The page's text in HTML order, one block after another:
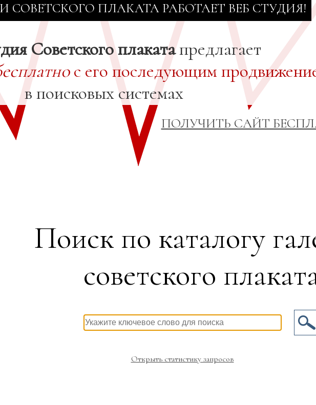
СОВЕТСКОГО ПЛАКАТА РАБОТАЕТ ВЕБ СТУДИЯ!
Советского плакатапредлагает
с его последующим
в поисковых системах
ПОЛУЧИТЬ САЙТ
Поиск по каталогу
советского
Открыть статистику запросов